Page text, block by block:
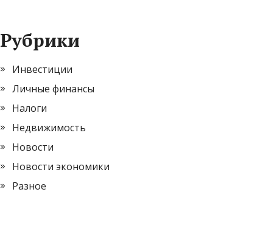
Рубрики
Инвестиции
Личные финансы
Налоги
Недвижимость
Новости
Новости экономики
Разное